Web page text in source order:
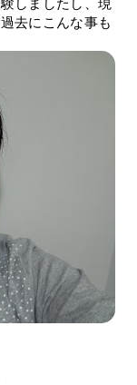
しましたし、現
去にこんな事も